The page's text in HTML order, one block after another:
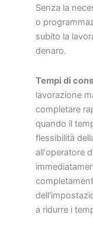
Senza la
o
subito la
denaro.
Tempi di
lavorazione
completare
quando il
flessibilità
all'operatore
a ridurre i